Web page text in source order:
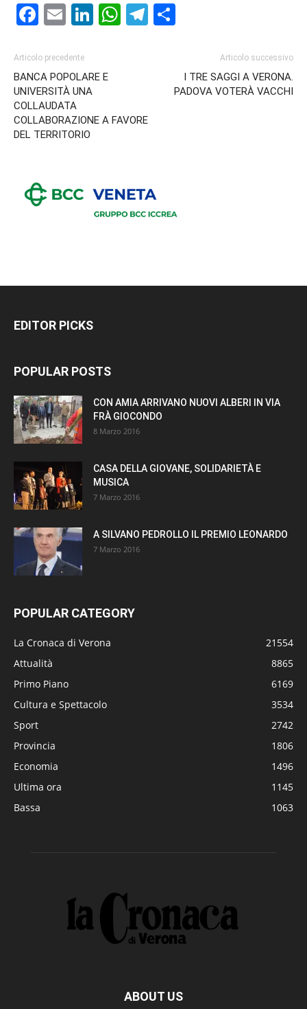
Facebook
EmailLinkedIn
WhatsApp
Telegram
Articolo precedente
BANCA POPOLARE E
UNIVERSITÀ UNA
COLLAUDATA
COLLABORAZIONE A FAVORE
DEL TERRITORIO
Articolo successivo
I TRE SAGGI A VERONA.
PADOVA VOTERÀ VACCHI
EDITOR PICKS
POPULAR POSTS
CON AMIA ARRIVANO NUOVI ALBERI IN VIA
FRÀ GIOCONDO
8 Marzo 2016
CASA DELLA GIOVANE, SOLIDARIETÀ E
MUSICA
7 Marzo 2016
A SILVANO PEDROLLO IL PREMIO LEONARDO
7 Marzo 2016
POPULAR CATEGORY
La Cronaca di Verona
21554
Attualità
8865
Primo Piano
6169
Cultura e Spettacolo
3534
Sport
2742
Provincia
1806
Economia
1496
Ultima ora
1145
Bassa
1063
ABOUT US